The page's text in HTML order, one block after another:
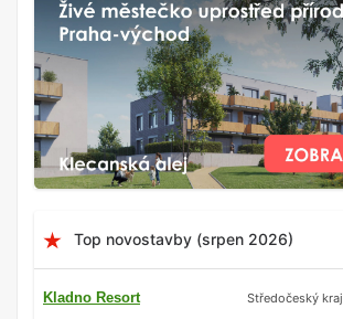
Top novostavby (srpen 2026)
Kladno Resort Středočeský kraj